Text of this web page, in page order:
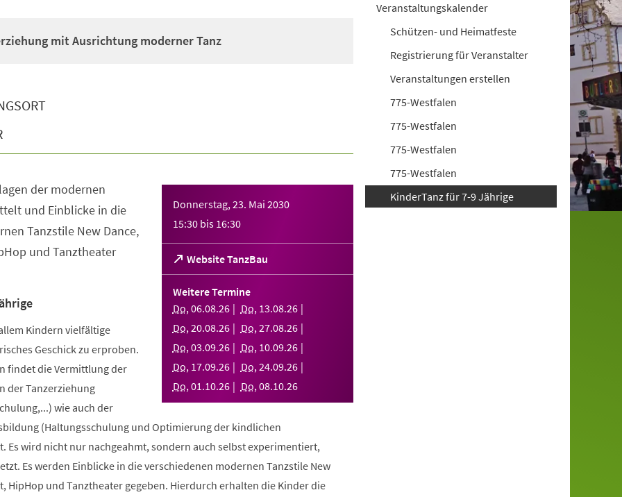
mit Ausrichtung moderner Tanz
Donnerstag, 23. Mai 2030
15:30 bis 16:30
Website TanzBau
(Öffnet
in
einem
Tab)
Weitere Termine
Do,06.08.26 Do, 13.08.26
Do,20.08.26 Do,27.08.26
Do,03.09.26 Do, 10.09.26
Do, 17.09.26 Do,24.09.26
Do,01.10.26 Do,08.10.26
der modernen
und Einblicke in die
Tanzstile New Dance,
und Tanztheater
Kindern vielfältige
Geschick zu erproben.
findet die Vermittlung der
der Tanzerziehung
wie auch der
(Haltungsschulung und Optimierung der kindlichen
Es wird nicht nur nachgeahmt, sondern auch selbst experimentiert,
Es werden Einblicke in die verschiedenen modernen Tanzstile New
HipHop und Tanztheater gegeben. Hierdurch erhalten die Kinder die
Veranstaltungskalender
Schützen- und Heimatfeste
Registrierung für Veranstalter
Veranstaltungen erstellen
775-Westfalen
775-Westfalen
775-Westfalen
775-Westfalen
KinderTanz für 7-9 Jährige